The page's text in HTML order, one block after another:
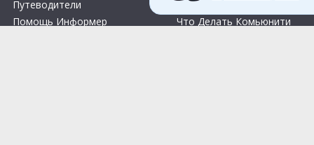
Путеводители
Помощь Информер
Контакты
Что Делать Комьюнити